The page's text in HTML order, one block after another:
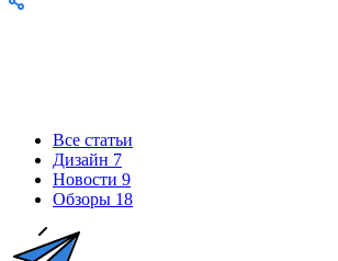
Все статьи
Дизайн 7
Новости 9
Обзоры 18